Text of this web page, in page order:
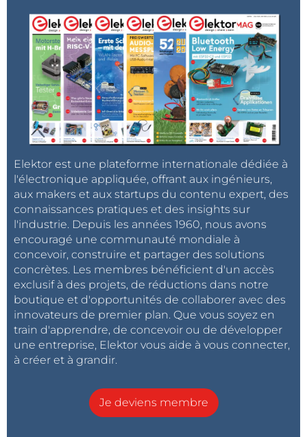
Elektor est une plateforme internationale dédiée à
l'électronique appliquée, offrant aux ingénieurs,
aux makers et aux startups du contenu expert, des
connaissances pratiques et des insights sur
l'industrie. Depuis les années 1960, nous avons
encouragé une communauté mondiale à
concevoir, construire et partager des solutions
concrètes. Les membres bénéficient d'un accès
exclusif à des projets, de réductions dans notre
boutique et d'opportunités de collaborer avec des
innovateurs de premier plan. Que vous soyez en
train d'apprendre, de concevoir ou de développer
une entreprise, Elektor vous aide à vous connecter,
à créer et à grandir.
Je deviens membre